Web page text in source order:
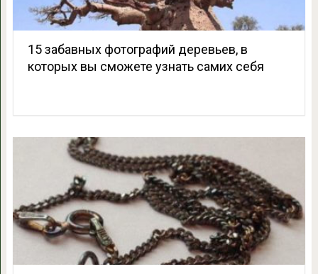
15 забавных фотографий деревьев, в
которых вы сможете узнать самих себя